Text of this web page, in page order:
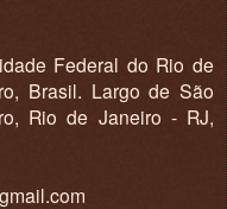
Federal do Rio de
Brasil. Largo de São
Rio de Janeiro - RJ,